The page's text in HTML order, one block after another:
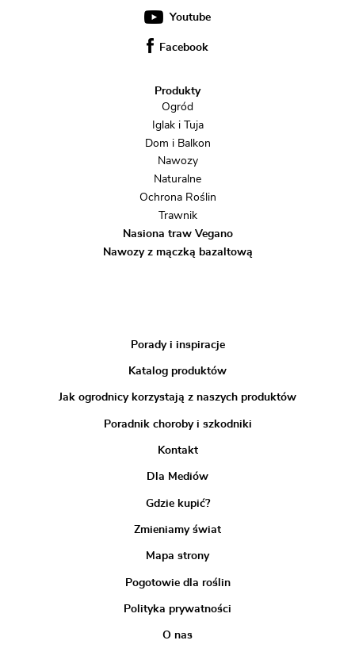
Youtube
Facebook
Produkty
Ogród
Iglak i Tuja
Dom i Balkon
Nawozy
Naturalne
Ochrona Roślin
Trawnik
Nasiona traw Vegano
Nawozy z mączką bazaltową
Porady i inspiracje
Katalog produktów
Jak ogrodnicy korzystają z naszych produktów
Poradnik choroby i szkodniki
Kontakt
Dla Mediów
Gdzie kupić?
Zmieniamy świat
Mapa strony
Pogotowie dla roślin
Polityka prywatności
O nas